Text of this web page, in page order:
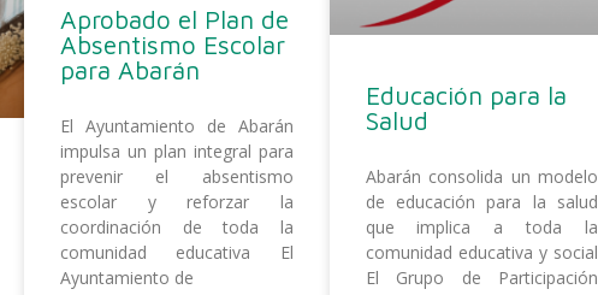
Aprobado el Plan de
Absentismo Escolar
para Abarán
El Ayuntamiento de Abarán
impulsa un plan integral para
prevenir el absentismo
escolar y reforzar la
coordinación de toda la
comunidad educativa El
Ayuntamiento de
Educación para la
Salud
Abarán consolida un modelo
de educación para la salud
que implica a toda la
comunidad educativa y social
El Grupo de Participación